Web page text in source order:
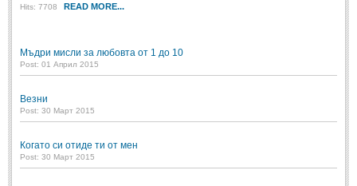
Hits: 7708
READ MORE...
Мъдри мисли за любовта от 1 до 10
Post: 01 Април 2015
Везни
Post: 30 Март 2015
Когато си отиде ти от мен
Post: 30 Март 2015